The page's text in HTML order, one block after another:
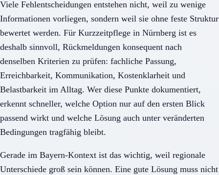
Viele Fehlentscheidungen entstehen nicht, weil zu wenige
Informationen vorliegen, sondern weil sie ohne feste Struktur
bewertet werden. Für Kurzzeitpflege in Nürnberg ist es
deshalb sinnvoll, Rückmeldungen konsequent nach
denselben Kriterien zu prüfen: fachliche Passung,
Erreichbarkeit, Kommunikation, Kostenklarheit und
Belastbarkeit im Alltag. Wer diese Punkte dokumentiert,
erkennt schneller, welche Option nur auf den ersten Blick
passend wirkt und welche Lösung auch unter veränderten
Bedingungen tragfähig bleibt.
Gerade im Bayern-Kontext ist das wichtig, weil regionale
Unterschiede groß sein können. Eine gute Lösung muss nicht